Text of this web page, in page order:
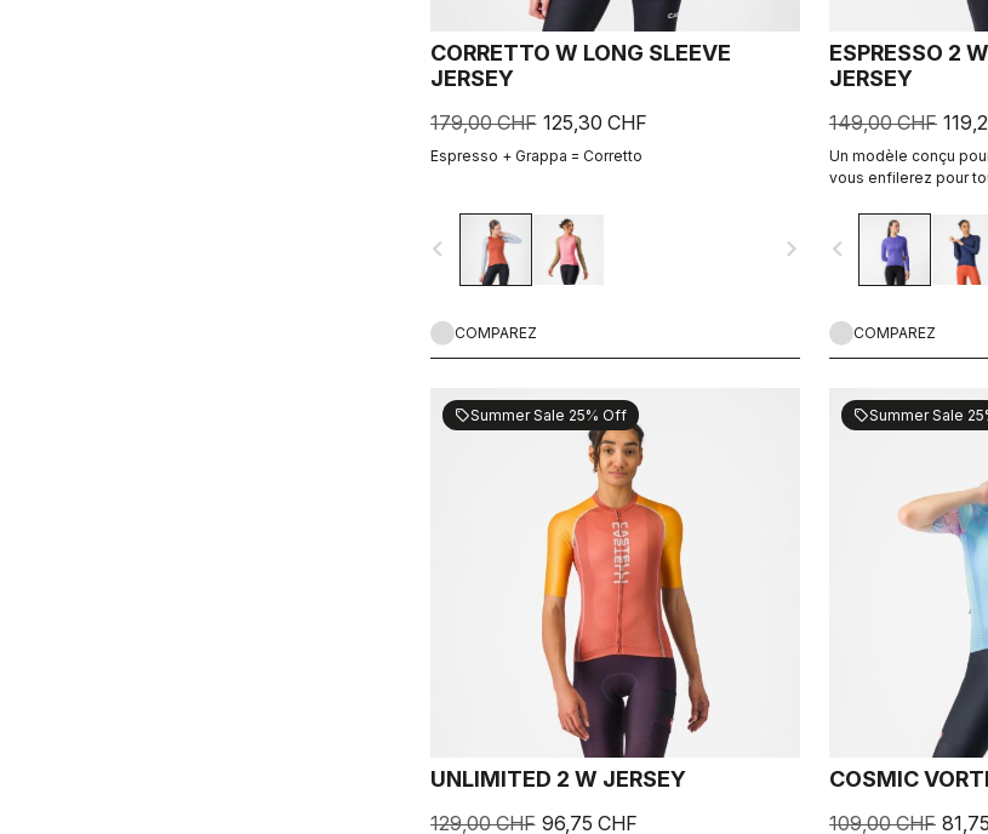
CORRETTO W LONG SLEEVE
JERSEY
179,00 CHF 125,30 CHF
Espresso + Grappa = Corretto
navigate_before navigate_next
COMPAREZ
ESPRESSO 2
JERSEY
149,00 CHF
Un modèle conçu
vous enfilerez pour
l’Espresso, revisité
léger pour les jours
navigate_before
COMPAREZ
sellSummer Sale 25% Off
UNLIMITED 2 W JERSEY
129,00 CHF 96,75 CHF
sellSummer Sale
COSMIC
109,00 CHF